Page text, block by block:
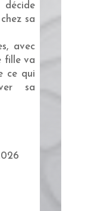
sa
avec
fille va
ce qui
sa